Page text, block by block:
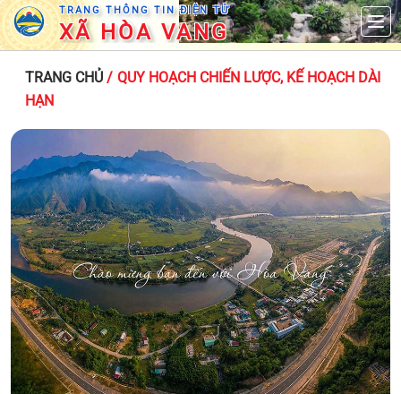
TRANG THÔNG TIN ĐIỆN TỬ
XÃ HÒA VANG
TRANG CHỦ/ QUY HOẠCH CHIẾN LƯỢC, KẾ HOẠCH DÀI
HẠN